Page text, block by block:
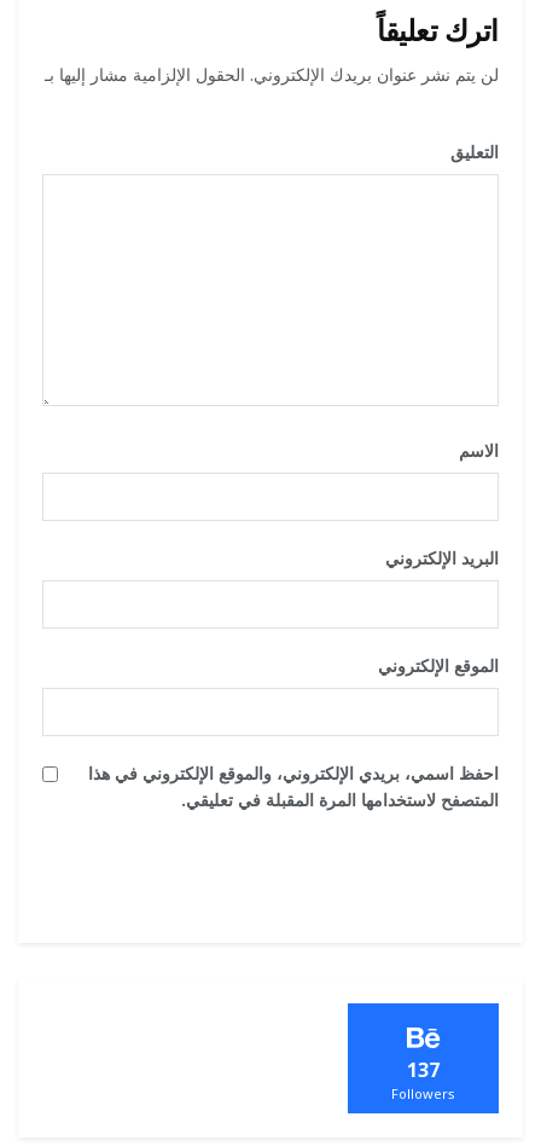
اترك تعليقاً
لن يتم نشر عنوان بريدك الإلكتروني. الحقول الإلزامية مشار إليها بـ
التعليق
الاسم
البريد الإلكتروني
الموقع الإلكتروني
احفظ اسمي، بريدي الإلكتروني، والموقع الإلكتروني في هذا
المتصفح لاستخدامها المرة المقبلة في تعليقي.
137
Followers